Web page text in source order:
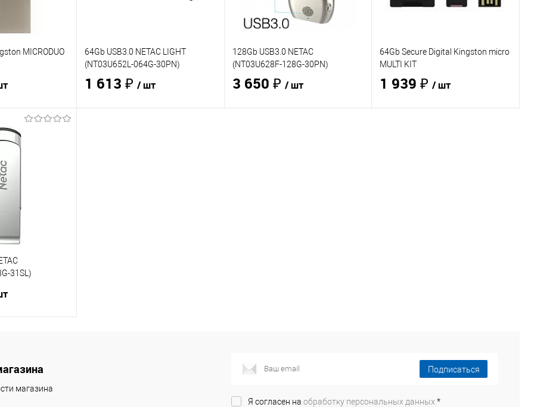
MICRODUO
64Gb USB3.0 NETAC LIGHT
(NT03U652L-064G-30PN)
1 613 ₽ / шт
128Gb USB3.0 NETAC
(NT03U628F-128G-30PN)
3 650 ₽ / шт
64Gb Secure Digital Kingston micro
MULTI KIT
1 939 ₽/ шт
31SL)
Сравнение
В наличии
магазина
Подписаться
Я согласен на обработку персональных данных. *